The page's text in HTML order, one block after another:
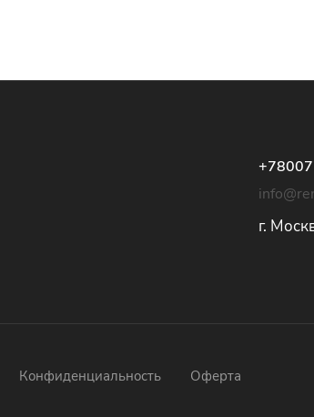
г.
Конфиденциальность Оферта